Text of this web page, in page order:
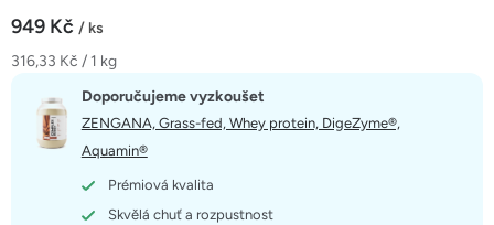
je
0,0
hvězdiček.
949 Kč / ks
Měrná
316,33 Kč / 1 kg
Doporučujeme vyzkoušet
ZENGANA, Grass-fed, Whey protein, DigeZyme®,
Aquamin®
Prémiová kvalita
Skvělá chuť a rozpustnost